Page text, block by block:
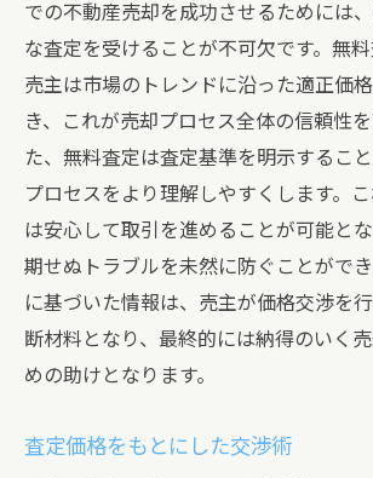
での不動産売却を成功させるためには
な査定を受けることが不可欠です。無料
売主は市場のトレンドに沿った適正価
き、これが売却プロセス全体の信頼性
た、無料査定は査定基準を明示するこ
プロセスをより理解しやすくします。
は安心して取引を進めることが可能と
期せぬトラブルを未然に防ぐことがで
に基づいた情報は、売主が価格交渉を
断材料となり、最終的には納得のいく
めの助けとなります。
査定価格をもとにした交渉術